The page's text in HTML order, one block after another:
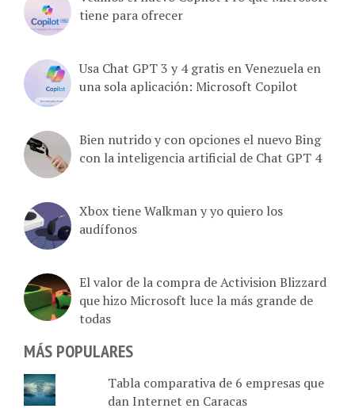
tiene para ofrecer
Usa Chat GPT 3 y 4 gratis en Venezuela en
una sola aplicación: Microsoft Copilot
Bien nutrido y con opciones el nuevo Bing
con la inteligencia artificial de Chat GPT 4
Xbox tiene Walkman y yo quiero los
audífonos
El valor de la compra de Activision Blizzard
que hizo Microsoft luce la más grande de
todas
MÁS POPULARES
Tabla comparativa de 6 empresas que
dan Internet en Caracas